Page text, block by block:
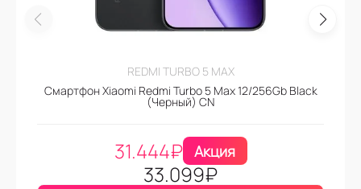
REDMI TURBO 5 MAX
Смартфон Xiaomi Redmi Turbo 5 Max 12/256Gb Black
(Черный) CN
31.444₽ Акция
33.099₽